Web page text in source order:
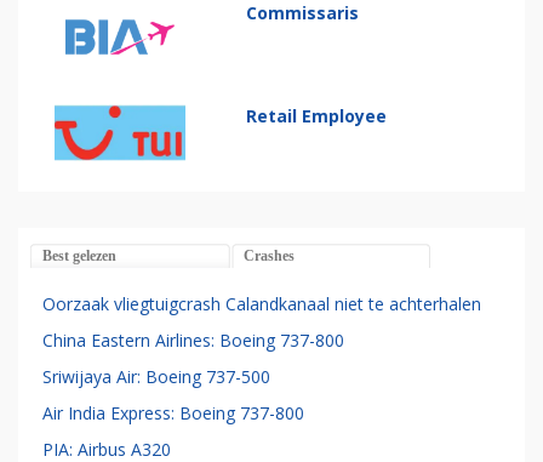
Commissaris
Retail Employee
Best gelezen Crashes
Oorzaak vliegtuigcrash Calandkanaal niet te achterhalen
China Eastern Airlines: Boeing 737-800
Sriwijaya Air: Boeing 737-500
Air India Express: Boeing 737-800
PIA: Airbus A320